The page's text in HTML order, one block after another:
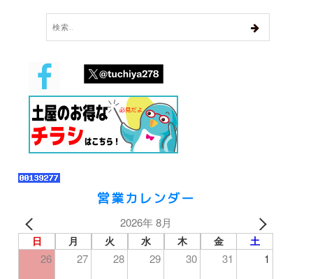
営業カレンダー
2026年 8月
日 月 火 水 木 金 土
26 27 28 29 30 31 1